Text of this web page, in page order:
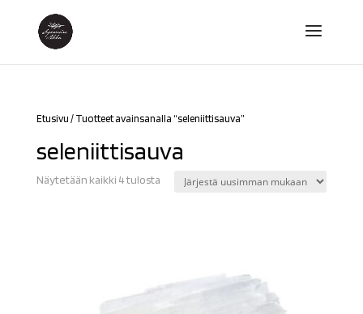
Etusivu / Tuotteet avainsanalla “seleniittisauva”
seleniittisauva
Näytetään kaikki 4 tulostaSorted